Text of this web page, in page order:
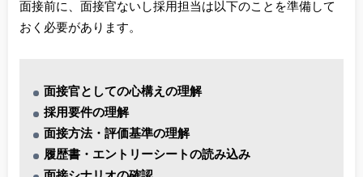
面接前に、面接官ないし採用担当は以下のことを準備して
おく必要があります。
面接官としての心構えの理解
採用要件の理解
面接方法・評価基準の理解
履歴書・エントリーシートの読み込み